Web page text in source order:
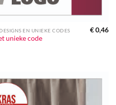
EN UNIEKE CODES
unieke code
€0,46